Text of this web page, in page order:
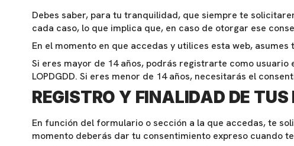
Debes saber, para tu tranquilidad, que siempre te
cada caso, lo que implica que, en caso de otorgar ese
En el momento en que accedas y utilices esta web,
Si eres mayor de 14 años, podrás registrarte como
LOPDGDD. Si eres menor de 14 años, necesitarás el
REGISTRO Y FINALIDAD DE TUS
En función del formulario o sección a la que accedas, te
momento deberás dar tu consentimiento expreso cuando